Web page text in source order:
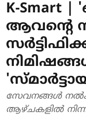
K-Smart
ആവന്റെ
സേവനങ്ങള്‍
ആഴ്ചകളില്‍